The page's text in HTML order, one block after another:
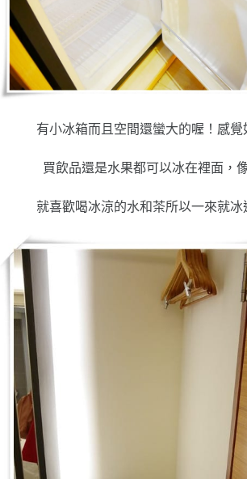
有小冰箱而且空間還蠻大的喔！感覺
買飲品還是水果都可以冰在裡面，
就喜歡喝冰涼的水和茶所以一來就冰